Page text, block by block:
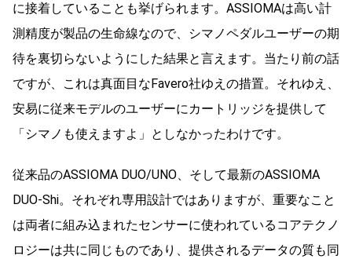
に接着していることも挙げられます。ASSIOMAは高い計
測精度が製品の生命線なので、シマノペダルユーザーの期
待を裏切らないようにした結果と言えます。当たり前の話
ですが、これは真面目なFavero社ゆえの措置。それゆえ、
安易に従来モデルのユーザーにカートリッジを提供して
「シマノも使えますよ」としなかったわけです。
従来品のASSIOMA DUO/UNO、そして最新のASSIOMA
DUO-Shi。それぞれ専用設計ではありますが、重要なこと
は両者に組み込まれたセンサーに使われているコアテクノ
ロジーは共に同じものであり、提供されるデータの質も同